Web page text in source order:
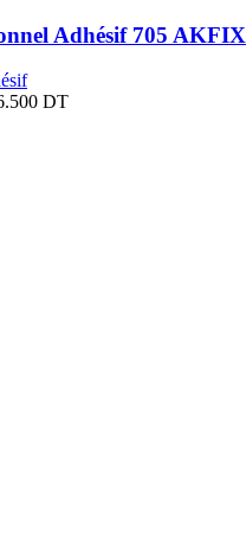
Adhésif 705 AKFIX
DT